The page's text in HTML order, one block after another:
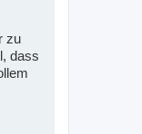
zu
dass